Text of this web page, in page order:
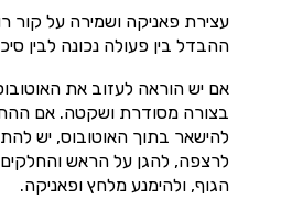
עצירת פאניקה ושמירה על קור
ההבדל בין פעולה נכונה לבין
אם יש הוראה לעזוב את
בצורה מסודרת ושקטה. אם
להישאר בתוך האוטובוס, יש
לרצפה, להגן על הראש והחלקים
הגוף, ולהימנע מלחץ ופאניקה.